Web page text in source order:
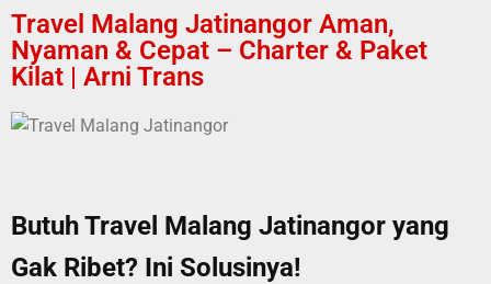
Travel Malang Jatinangor Aman,
Nyaman & Cepat – Charter & Paket
Kilat | Arni Trans
Butuh Travel Malang Jatinangor yang
Gak Ribet? Ini Solusinya!